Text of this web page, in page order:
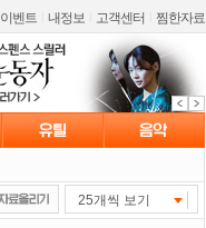
이벤트 내정보 고객센터 찜한자료
25개씩 보기